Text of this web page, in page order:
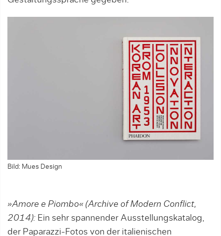
Bild: Mues Design
»Amore e Piombo« (Archive of Modern Conflict,
2014): Ein sehr spannender Ausstellungskatalog,
der Paparazzi-Fotos von der italienischen